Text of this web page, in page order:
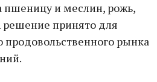
пшеницу и меслин, рожь,
решение принято для
рынка